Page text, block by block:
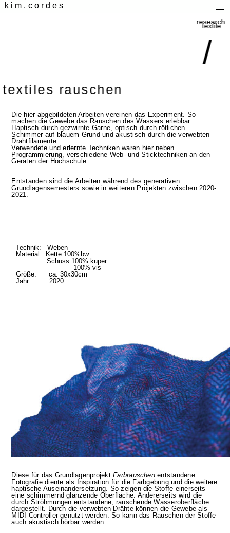
kim.cordes
research
textile
/
textiles rauschen
Die hier abgebildeten Arbeiten vereinen das Experiment. So
machen die Gewebe das Rauschen des Wassers erlebbar:
Haptisch durch gezwirnte Garne, optisch durch rötlichen
Schimmer auf blauem Grund und akustisch durch die verwebten
Drahtfilamente.
Verwendete und erlernte Techniken waren hier neben
Programmierung, verschiedene Web- und Sticktechniken an den
Geräten der Hochschule.
Entstanden sind die Arbeiten während des generativen
Grundlagensemesters sowie in weiteren Projekten zwischen 2020-
2021.
Technik: Weben
Material: Kette 100%bw
Schuss 100% kuper
100% vis
Größe: ca. 30x30cm
Jahr: 2020
Diese für das GrundlagenprojektFarbrauschenentstandene
Fotografie diente als Inspiration für die Farbgebung und die weitere
haptische Auseinandersetzung. So zeigen die Stoffe einerseits
eine schimmernd glänzende Oberfläche. Andererseits wird die
durch Ströhmungen entstandene, rauschende Wasseroberfläche
dargestellt. Durch die verwebten Drähte können die Gewebe als
MIDI-Controller genutzt werden. So kann das Rauschen der Stoffe
auch akustisch hörbar werden.